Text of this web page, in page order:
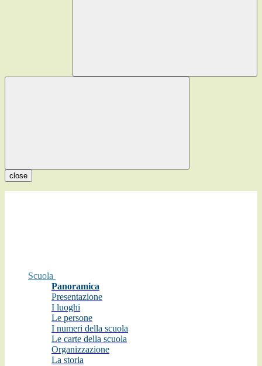
close
Scuola
Panoramica
Presentazione
I luoghi
Le persone
I numeri della scuola
Le carte della scuola
Organizzazione
La storia